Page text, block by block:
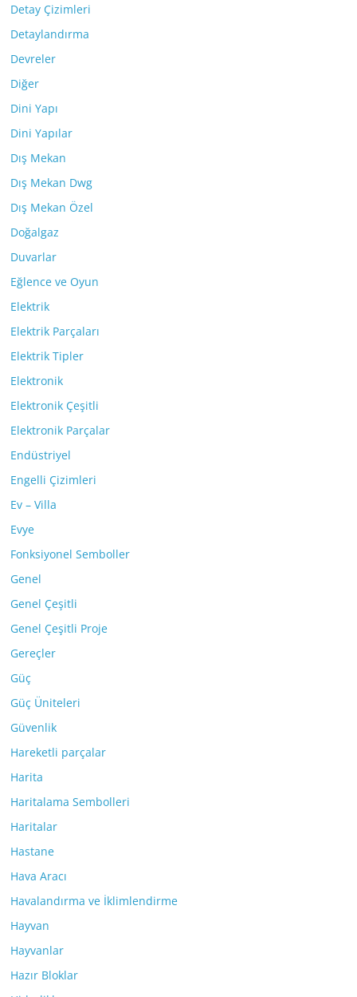
Detay Çizimleri
Detaylandırma
Devreler
Diğer
Dini Yapı
Dini Yapılar
Dış Mekan
Dış Mekan Dwg
Dış Mekan Özel
Doğalgaz
Duvarlar
Eğlence ve Oyun
Elektrik
Elektrik Parçaları
Elektrik Tipler
Elektronik
Elektronik Çeşitli
Elektronik Parçalar
Endüstriyel
Engelli Çizimleri
Ev – Villa
Evye
Fonksiyonel Semboller
Genel
Genel Çeşitli
Genel Çeşitli Proje
Gereçler
Güç
Güç Üniteleri
Güvenlik
Hareketli parçalar
Harita
Haritalama Sembolleri
Haritalar
Hastane
Hava Aracı
Havalandırma ve İklimlendirme
Hayvan
Hayvanlar
Hazır Bloklar